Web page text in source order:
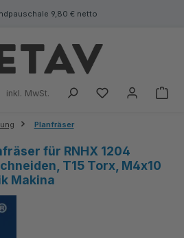
9,80 € netto
inkl. MwSt.
Planfräser
für RNHX 1204
T15 Torx, M4x10
Makina